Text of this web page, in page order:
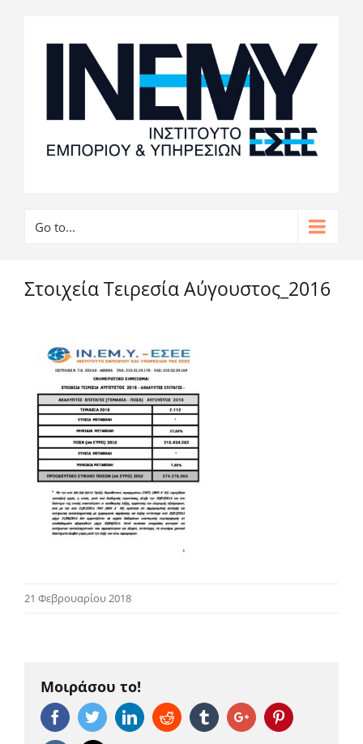
Go to...
Στοιχεία Τειρεσία Αύγουστος_2016
21 Φεβρουαρίου 2018
Μοιράσου το!
FacebookTwitterLinkedinReddit TumblrGoogle+Pinterest